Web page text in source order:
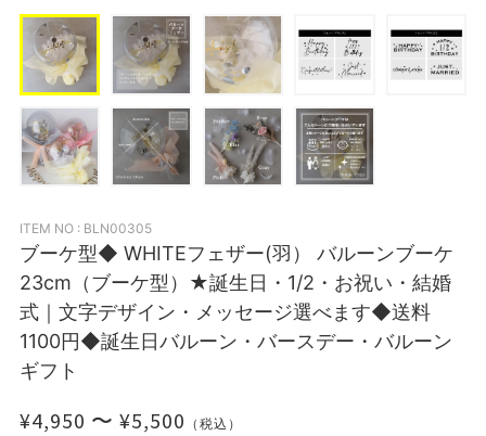
ITEM NO : BLN00305
ブーケ型◆ WHITEフェザー(羽） バルーンブーケ
23cm（ブーケ型）★誕生日・1/2・お祝い・結婚
式｜文字デザイン・メッセージ選べます◆送料
1100円◆誕生日バルーン・バースデー・バルーン
ギフト
¥4,950 〜 ¥5,500 （税込）